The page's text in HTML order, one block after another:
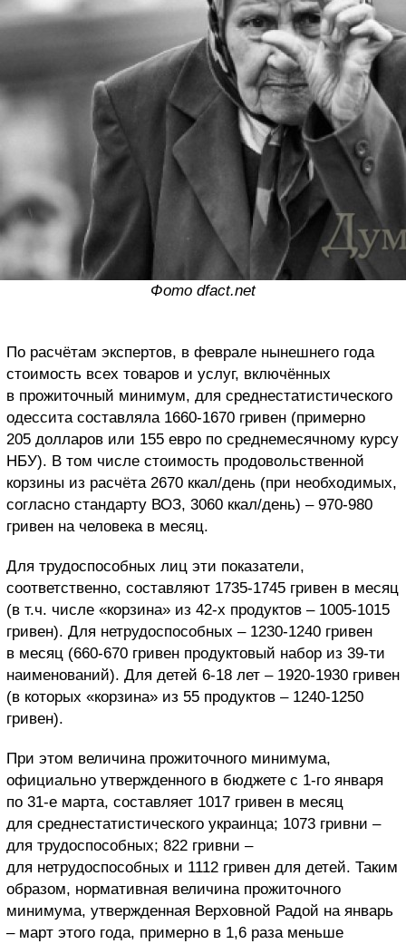
Фото dfact.net
По расчётам экспертов, в феврале нынешнего года
стоимость всех товаров и услуг, включённых
в прожиточный минимум, для среднестатистического
одессита составляла 1660-1670 гривен (примерно
205 долларов или 155 евро по среднемесячному курсу
НБУ). В том числе стоимость продовольственной
корзины из расчёта 2670 ккал/день (при необходимых,
согласно стандарту ВОЗ, 3060 ккал/день) – 970-980
гривен на человека в месяц.
Для трудоспособных лиц эти показатели,
соответственно, составляют 1735-1745 гривен в месяц
(в т.ч. числе «корзина» из 42-х продуктов – 1005-1015
гривен). Для нетрудоспособных – 1230-1240 гривен
в месяц (660-670 гривен продуктовый набор из 39-ти
наименований). Для детей 6-18 лет – 1920-1930 гривен
(в которых «корзина» из 55 продуктов – 1240-1250
гривен).
При этом величина прожиточного минимума,
официально утвержденного в бюджете с 1-го января
по 31-е марта, составляет 1017 гривен в месяц
для среднестатистического украинца; 1073 гривни –
для трудоспособных; 822 гривни –
для нетрудоспособных и 1112 гривен для детей. Таким
образом, нормативная величина прожиточного
минимума, утвержденная Верховной Радой на январь
– март этого года, примерно в 1,6 раза меньше